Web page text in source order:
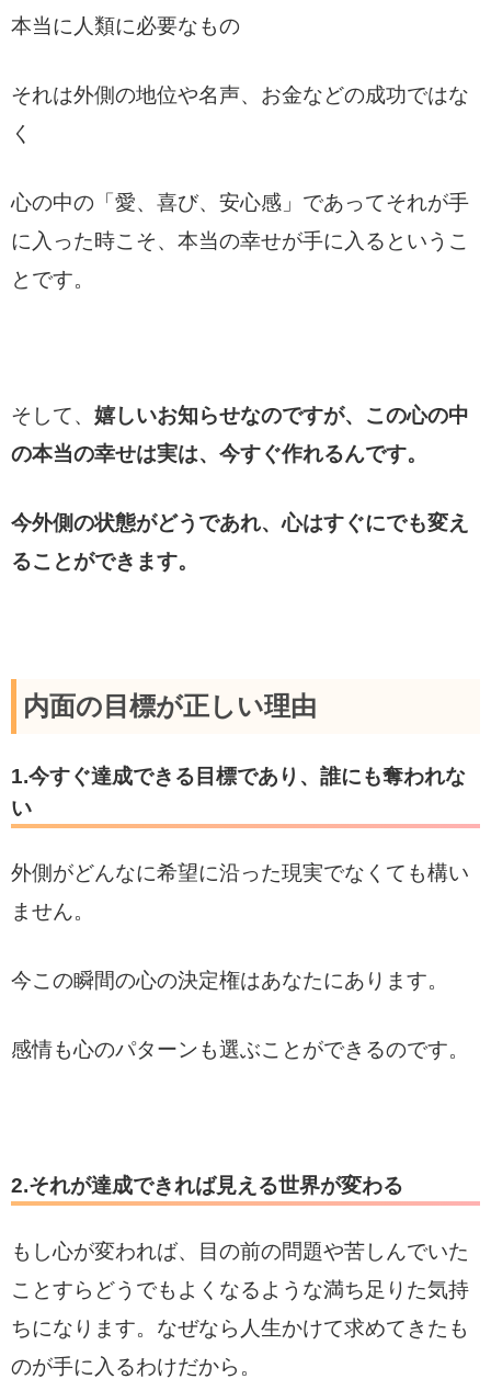
本当に人類に必要なもの
それは外側の地位や名声、お金などの成功ではな
く
心の中の「愛、喜び、安心感」であってそれが手
に入った時こそ、本当の幸せが手に入るというこ
とです。
そして、 嬉しいお知らせなのですが、この心の中
の本当の幸せは実は、今すぐ作れるんです。
今外側の状態がどうであれ、心はすぐにでも変え
ることができます。
内面の目標が正しい理由
1.今すぐ達成できる目標であり、誰にも奪われな
い
外側がどんなに希望に沿った現実でなくても構い
ません。
今この瞬間の心の決定権はあなたにあります。
感情も心のパターンも選ぶことができるのです。
2.それが達成できれば見える世界が変わる
もし心が変われば、目の前の問題や苦しんでいた
ことすらどうでもよくなるような満ち足りた気持
ちになります。なぜなら人生かけて求めてきたも
のが手に入るわけだから。